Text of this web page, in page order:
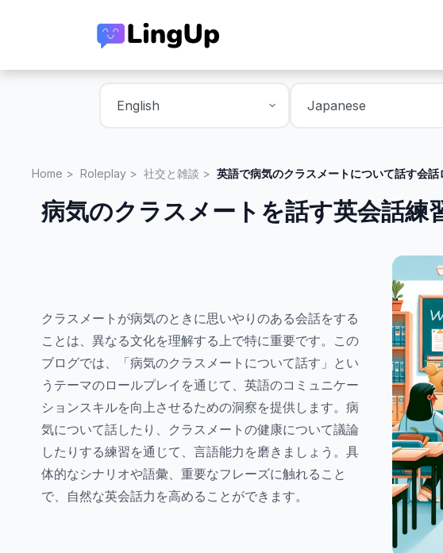
Home Roleplay 社交と雑談 英語で病気のクラスメートについて話す会話
病気のクラスメートを話す英会話練
クラスメートが病気のときに思いやりのある会話をする
ことは、異なる文化を理解する上で特に重要です。この
ブログでは、「病気のクラスメートについて話す」とい
うテーマのロールプレイを通じて、英語のコミュニケー
ションスキルを向上させるための洞察を提供します。病
気について話したり、クラスメートの健康について議論
したりする練習を通じて、言語能力を磨きましょう。具
体的なシナリオや語彙、重要なフレーズに触れること
で、自然な英会話力を高めることができます。